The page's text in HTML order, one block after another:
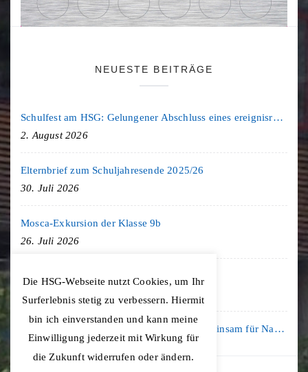
NEUESTE BEITRÄGE
Schulfest am HSG: Gelungener Abschluss eines ereignisreichen Schuljahres
2. August 2026
Elternbrief zum Schuljahresende 2025/26
30. Juli 2026
Mosca-Exkursion der Klasse 9b
26. Juli 2026
Freiburg-Exkursion des Geschichte LK
20. Juli 2026
Kooperation mit der KLIMA ARENA: Gemeinsam für Nachhaltigkeit und Klimaschutz
16. Juli 2026
Die HSG-Webseite nutzt Cookies, um Ihr
Surferlebnis stetig zu verbessern. Hiermit
bin ich einverstanden und kann meine
Einwilligung jederzeit mit Wirkung für
die Zukunft widerrufen oder ändern.